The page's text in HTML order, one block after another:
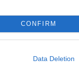
CONFIRM
Data Deletion
το
σε